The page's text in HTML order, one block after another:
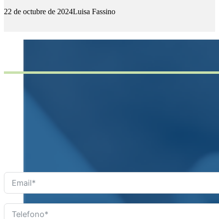
22 de octubre de 2024Luisa Fassino